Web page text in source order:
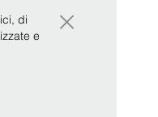
di
e
×